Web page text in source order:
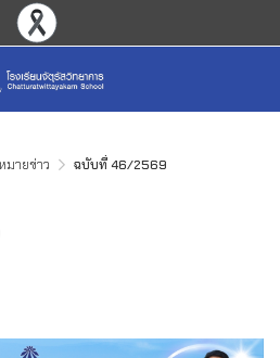
มายข่าว ฉบับที่ 46/2569